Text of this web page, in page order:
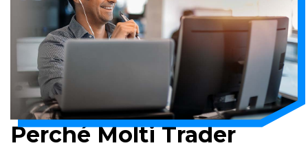
Perché Molti Trader